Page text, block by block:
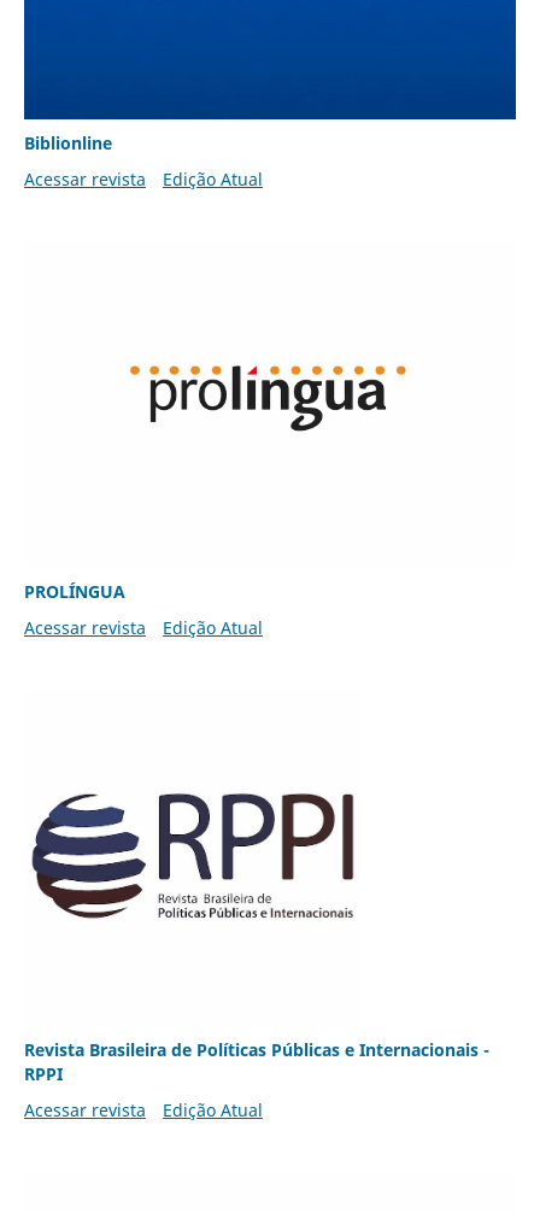
Biblionline
Acessar revista
Edição Atual
PROLÍNGUA
Acessar revista
Edição Atual
Revista Brasileira de Políticas Públicas e Internacionais -
RPPI
Acessar revista
Edição Atual